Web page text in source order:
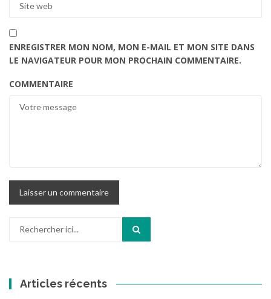
ENREGISTRER MON NOM, MON E-MAIL ET MON SITE DANS
LE NAVIGATEUR POUR MON PROCHAIN COMMENTAIRE.
COMMENTAIRE
Articles récents